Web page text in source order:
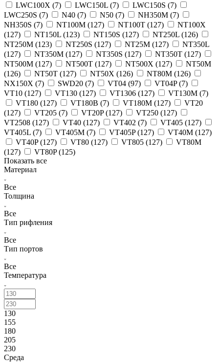
LWC100X (7) LWC150L (7) LWC150S (7)
LWC250S (7) N40 (7) N50 (7) NH350M (7)
NH350S (7) NT100M (127) NT100T (127)
NT100X
(127) NT150L (123) NT150S (127) NT250L (126)
NT250M (123) NT250S (127) NT25M (127)
NT350L
(127) NT350M (127) NT350S (127) NT350T (127)
NT500M (127) NT500T (127) NT500X (127)
NT50M
(126) NT50T (127) NT50X (126) NT80M (126)
NX150X (7) SWD20 (7) VT04 (97) VT04P (7)
VT10 (127) VT130 (127) VT1306 (127) VT130M (7)
VT180 (127) VT180B (7) VT180M (127)
VT20
(127) VT205 (7) VT20P (127) VT250 (127)
VT2508 (127) VT40 (127) VT402 (7) VT405 (127)
VT405L (7) VT405M (7) VT405P (127) VT40M (127)
VT40P (127) VT80 (127) VT805 (127)
VT80M
(127) VT80P (125)
Показать все
Материал
Все
Толщина
Все
Тип рифления
Все
Тип портов
Все
Температура
130
155
180
205
230
Среда